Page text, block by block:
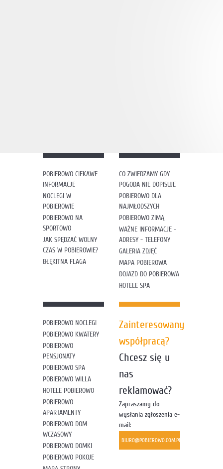
POBIEROWO CIEKAWE
INFORMACJE
NOCLEGI W
POBIEROWIE
POBIEROWO NA
SPORTOWO
JAK SPĘDZAĆ WOLNY
CZAS W POBIEROWIE?
BŁĘKITNA FLAGA
CO ZWIEDZAMY GDY
POGODA NIE DOPISUJE
POBIEROWO DLA
NAJMŁODSZYCH
POBIEROWO ZIMĄ
WAŻNE INFORMACJE -
ADRESY - TELEFONY
GALERIA ZDJĘĆ
MAPA POBIEROWA
DOJAZD DO POBIEROWA
HOTELE SPA
POBIEROWO NOCLEGI
POBIEROWO KWATERY
POBIEROWO
PENSJONATY
POBIEROWO SPA
POBIEROWO WILLA
HOTELE POBIEROWO
POBIEROWO
APARTAMENTY
POBIEROWO DOM
WCZASOWY
POBIEROWO DOMKI
POBIEROWO POKOJE
Zainteresowany
współpracą?
Chcesz się u
nas
reklamować?
Zapraszamy do
wysłania zgłoszenia e-
mail:
BIURO@POBIEROWO.COM.PL